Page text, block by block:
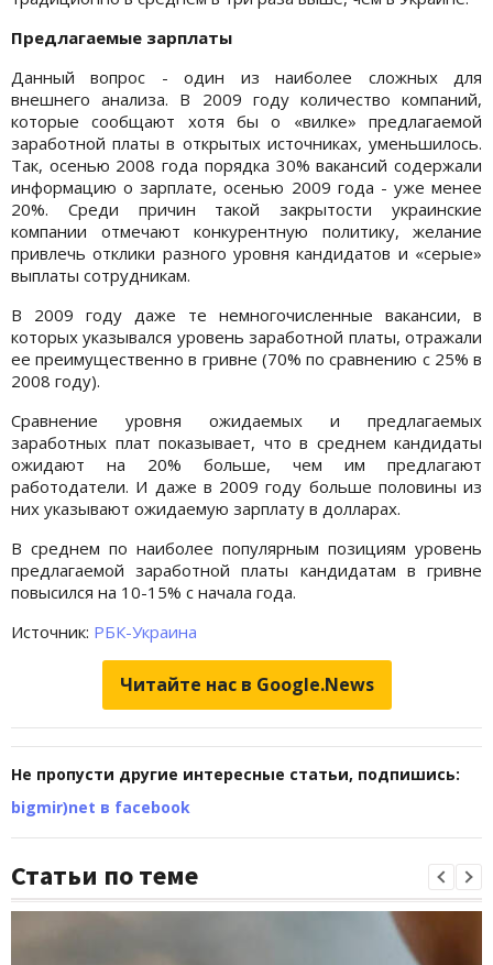
Предлагаемые зарплаты
Данный вопрос - один из наиболее сложных для
внешнего анализа. В 2009 году количество компаний,
которые сообщают хотя бы о «вилке» предлагаемой
заработной платы в открытых источниках, уменьшилось.
Так, осенью 2008 года порядка 30% вакансий содержали
информацию о зарплате, осенью 2009 года - уже менее
20%. Среди причин такой закрытости украинские
компании отмечают конкурентную политику, желание
привлечь отклики разного уровня кандидатов и «серые»
выплаты сотрудникам.
В 2009 году даже те немногочисленные вакансии, в
которых указывался уровень заработной платы, отражали
ее преимущественно в гривне (70% по сравнению с 25% в
2008 году).
Сравнение уровня ожидаемых и предлагаемых
заработных плат показывает, что в среднем кандидаты
ожидают на 20% больше, чем им предлагают
работодатели. И даже в 2009 году больше половины из
них указывают ожидаемую зарплату в долларах.
В среднем по наиболее популярным позициям уровень
предлагаемой заработной платы кандидатам в гривне
повысился на 10-15% с начала года.
Источник: РБК-Украина
Читайте нас в Google.News
Не пропусти другие интересные статьи, подпишись:
bigmir)net в facebook
Статьи по теме